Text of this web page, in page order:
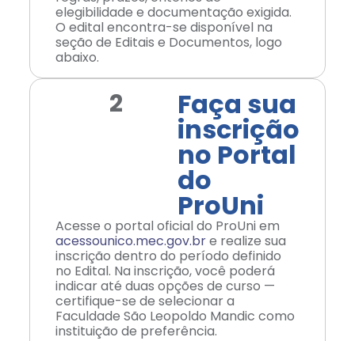
elegibilidade e documentação exigida.
O edital encontra-se disponível na
seção de Editais e Documentos, logo
abaixo.
2 Faça sua
inscrição
no Portal
do
ProUni
Acesse o portal oficial do ProUni em
acessounico.mec.gov.bre realize sua
inscrição dentro do período definido
no Edital. Na inscrição, você poderá
indicar até duas opções de curso —
certifique-se de selecionar a
Faculdade São Leopoldo Mandic como
instituição de preferência.